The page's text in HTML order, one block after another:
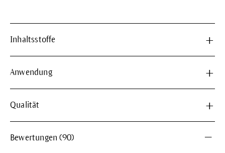
Inhaltsstoffe
Anwendung
Qualität
Bewertungen (90)